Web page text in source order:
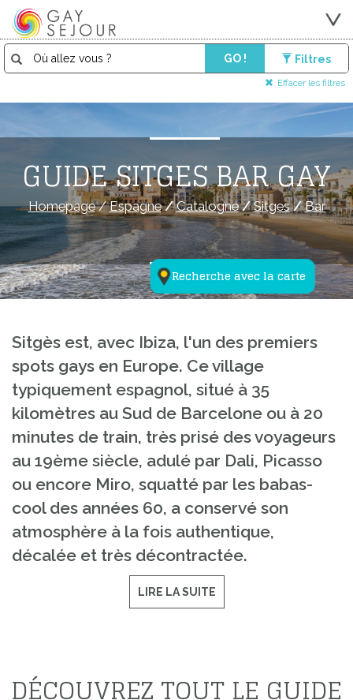
GO ! Filtres
Effacer les filtres
Recherche avec la carte
GUIDE SITGES BAR GAY
Homepage/Espagne/Catalogne/Sitges/Bar
Sitgès est, avec Ibiza, l'un des premiers
spots gays en Europe. Ce village
typiquement espagnol, situé à 35
kilomètres au Sud de Barcelone ou à 20
minutes de train, très prisé des voyageurs
au 19ème siècle, adulé par Dali, Picasso
ou encore Miro, squatté par les babas-
cool des années 60, a conservé son
atmosphère à la fois authentique,
décalée et très décontractée.
LIRE LA SUITE
DÉCOUVREZ TOUT LE GUIDE